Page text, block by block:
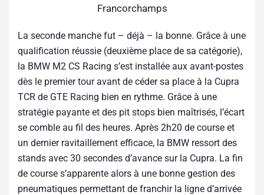
Francorchamps
La seconde manche fut – déjà – la bonne. Grâce à une
qualification réussie (deuxième place de sa catégorie),
la BMW M2 CS Racing s’est installée aux avant-postes
dès le premier tour avant de céder sa place à la Cupra
TCR de GTE Racing bien en rythme. Grâce à une
stratégie payante et des pit stops bien maîtrisés, l’écart
se comble au fil des heures. Après 2h20 de course et
un dernier ravitaillement efficace, la BMW ressort des
stands avec 30 secondes d’avance sur la Cupra. La fin
de course s’apparente alors à une bonne gestion des
pneumatiques permettant de franchir la ligne d’arrivée